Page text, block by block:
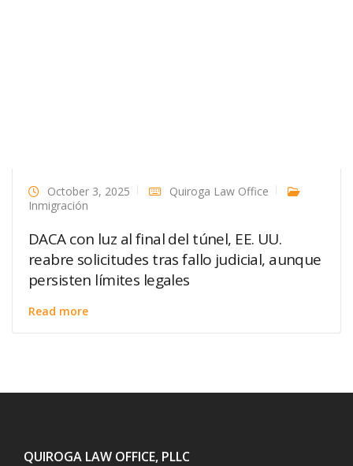
October 3, 2025
Quiroga Law Office
Inmigración
DACA con luz al final del túnel, EE. UU.
reabre solicitudes tras fallo judicial, aunque
persisten límites legales
Read more
QUIROGA LAW OFFICE, PLLC